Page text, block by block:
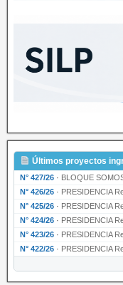
Últimos proyectos
N° 427/26 · BLOQUE SOMOS
N° 426/26 · PRESIDENCIA
N° 425/26 · PRESIDENCIA
N° 424/26 · PRESIDENCIA
N° 423/26 · PRESIDENCIA
N° 422/26 · PRESIDENCIA